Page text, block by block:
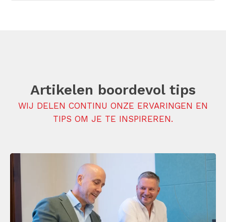
Artikelen boordevol tips
WIJ DELEN CONTINU ONZE ERVARINGEN EN
TIPS OM JE TE INSPIREREN.